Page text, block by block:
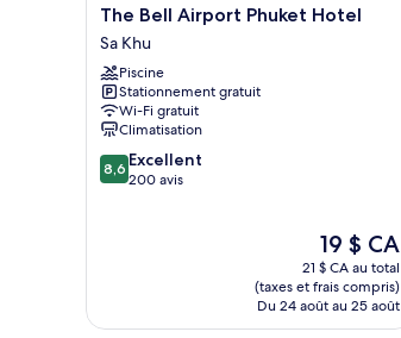
The
Bell
Airport
Phuket
Hotel
Sa
Khu
The Bell Airport Phuket Hotel
Sa Khu
Piscine
Stationnement gratuit
Wi-Fi gratuit
Climatisation
8.6
sur
8,6 Excellent
200 avis
Le
prix
est
de
19 $ CA
19 $ CA
21 $ CA au total
(taxes et frais compris)
Du 24 août au 25 août